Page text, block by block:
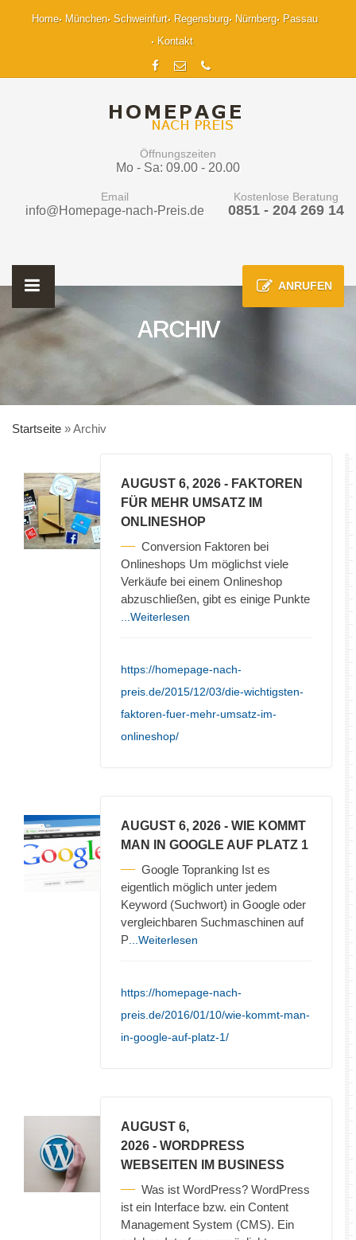
Home München Schweinfurt Regensburg Nürnberg
Passau
Kontakt
Öffnungszeiten
Mo - Sa: 09.00 - 20.00
Email
info@Homepage-nach-Preis.de
Kostenlose Beratung
0851 - 204 269 14
ANRUFEN
ARCHIV
Startseite »Archiv
AUGUST 6, 2026 - FAKTOREN
FÜR MEHR UMSATZ IM
ONLINESHOP
Conversion Faktoren bei
Onlineshops Um möglichst viele
Verkäufe bei einem Onlineshop
abzuschließen, gibt es einige Punkte
...Weiterlesen
https://homepage-nach-
preis.de/2015/12/03/die-wichtigsten-
faktoren-fuer-mehr-umsatz-im-
onlineshop/
AUGUST 6, 2026 - WIE KOMMT
MAN IN GOOGLE AUF PLATZ 1
Google Topranking Ist es
eigentlich möglich unter jedem
Keyword (Suchwort) in Google oder
vergleichbaren Suchmaschinen auf
P ...Weiterlesen
https://homepage-nach-
preis.de/2016/01/10/wie-kommt-man-
in-google-auf-platz-1/
AUGUST 6,
2026 - WORDPRESS
WEBSEITEN IM BUSINESS
Was ist WordPress? WordPress
ist ein Interface bzw. ein Content
Management System (CMS). Ein